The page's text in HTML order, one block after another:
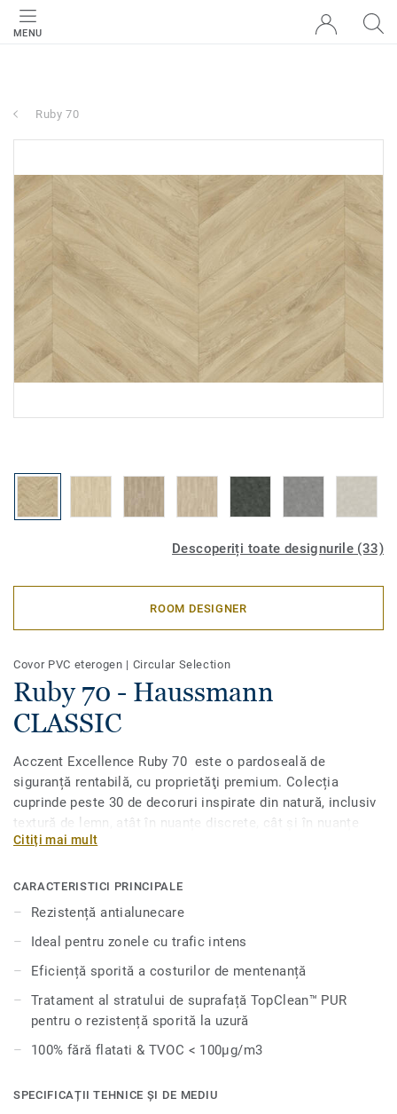
MENU
Ruby 70
Descoperiți toate designurile (33)
ROOM DESIGNER
Covor PVC eterogen | Circular Selection
Ruby 70 - Haussmann
CLASSIC
Acczent Excellence Ruby 70 este o pardoseală de
siguranță rentabilă, cu proprietăţi premium. Colecția
cuprinde peste 30 de decoruri inspirate din natură, inclusiv
textură de lemn, atât în ​​nuanțe discrete, cât și în nuanțe
închise şi granulate, precum și o serie de decoruri minerale
pardoseală este prevăzută cu o aderenţă specială pentru a
proteja împotriva alunecărilor și căderilor, ceea ce o face
ideală pentru zonele cu trafic intens care necesită o
siguranță suplimentară. Suprafaţa este tratată cu protecția
pentru suprafețe Top Clean XP, pentru o durabilitate extinsă
Citiți mai mult
CARACTERISTICI PRINCIPALE
Rezistență antialunecare
Ideal pentru zonele cu trafic intens
Eficiență sporită a costurilor de mentenanță
Tratament al stratului de suprafață TopClean™ PUR
pentru o rezistență sporită la uzură
100% fără flatati & TVOC < 100µg/m3
SPECIFICAȚII TEHNICE ȘI DE MEDIU